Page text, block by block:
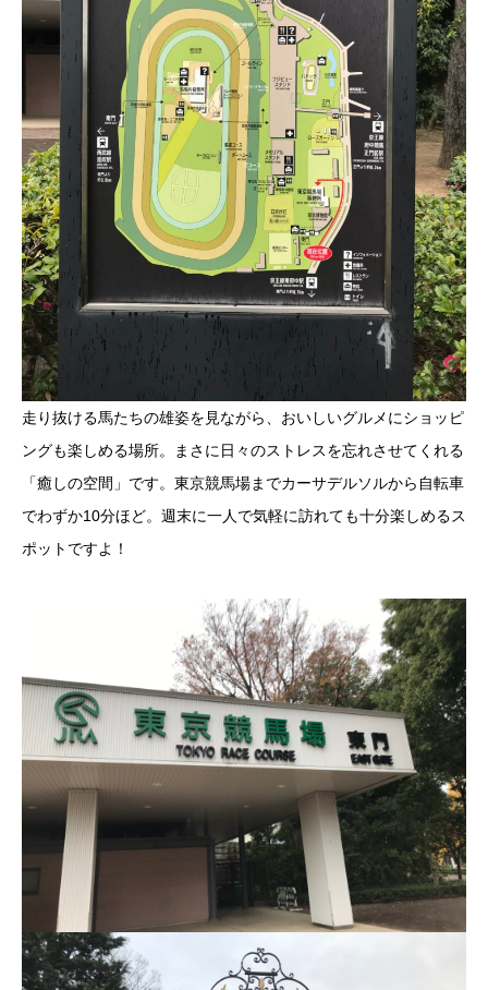
走り抜ける馬たちの雄姿を見ながら、おいしいグルメにショッピ
ングも楽しめる場所。まさに日々のストレスを忘れさせてくれる
「癒しの空間」です。東京競馬場までカーサデルソルから自転車
でわずか10分ほど。週末に一人で気軽に訪れても十分楽しめるス
ポットですよ！